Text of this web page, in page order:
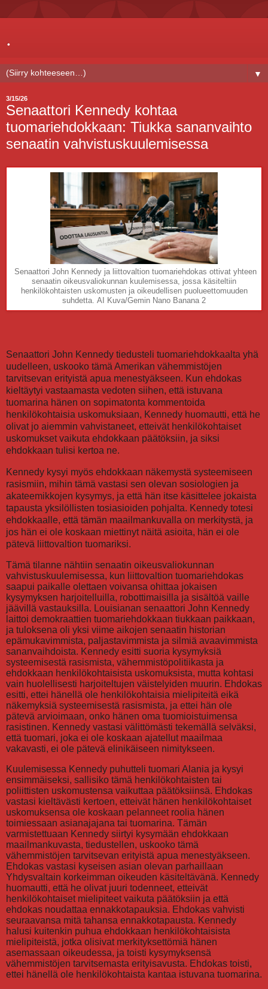
.
▼
3/15/26
Senaattori Kennedy kohtaa
tuomariehdokkaan: Tiukka sananvaihto
senaatin vahvistuskuulemisessa
Senaattori John Kennedy ja liittovaltion tuomariehdokas ottivat yhteen
senaatin oikeusvaliokunnan kuulemisessa, jossa käsiteltiin
henkilökohtaisten uskomusten ja oikeudellisen puolueettomuuden
suhdetta. AI Kuva/Gemin Nano Banana 2
Senaattori John Kennedy tiedusteli tuomariehdokkaalta yhä
uudelleen, uskooko tämä Amerikan vähemmistöjen
tarvitsevan erityistä apua menestyäkseen. Kun ehdokas
kieltäytyi vastaamasta vedoten siihen, että istuvana
tuomarina hänen on sopimatonta kommentoida
henkilökohtaisia uskomuksiaan, Kennedy huomautti, että he
olivat jo aiemmin vahvistaneet, etteivät henkilökohtaiset
uskomukset vaikuta ehdokkaan päätöksiin, ja siksi
ehdokkaan tulisi kertoa ne.
Kennedy kysyi myös ehdokkaan näkemystä systeemiseen
rasismiin, mihin tämä vastasi sen olevan sosiologien ja
akateemikkojen kysymys, ja että hän itse käsittelee jokaista
tapausta yksilöllisten tosiasioiden pohjalta. Kennedy totesi
ehdokkaalle, että tämän maailmankuvalla on merkitystä, ja
jos hän ei ole koskaan miettinyt näitä asioita, hän ei ole
pätevä liittovaltion tuomariksi.
Tämä tilanne nähtiin senaatin oikeusvaliokunnan
vahvistuskuulemisessa, kun liittovaltion tuomariehdokas
saapui paikalle olettaen voivansa ohittaa jokaisen
kysymyksen harjoitelluilla, robottimaisilla ja sisältöä vaille
jäävillä vastauksilla. Louisianan senaattori John Kennedy
laittoi demokraattien tuomariehdokkaan tiukkaan paikkaan,
ja tuloksena oli yksi viime aikojen senaatin historian
epämukavimmista, paljastavimmista ja silmiä avaavimmista
sananvaihdoista. Kennedy esitti suoria kysymyksiä
systeemisestä rasismista, vähemmistöpolitiikasta ja
ehdokkaan henkilökohtaisista uskomuksista, mutta kohtasi
vain huolellisesti harjoiteltujen väistelyiden muurin. Ehdokas
esitti, ettei hänellä ole henkilökohtaisia mielipiteitä eikä
näkemyksiä systeemisestä rasismista, ja ettei hän ole
pätevä arvioimaan, onko hänen oma tuomioistuimensa
rasistinen. Kennedy vastasi välittömästi tekemällä selväksi,
että tuomari, joka ei ole koskaan ajatellut maailmaa
vakavasti, ei ole pätevä elinikäiseen nimitykseen.
Kuulemisessa Kennedy puhutteli tuomari Alania ja kysyi
ensimmäiseksi, sallisiko tämä henkilökohtaisten tai
poliittisten uskomustensa vaikuttaa päätöksiinsä. Ehdokas
vastasi kieltävästi kertoen, etteivät hänen henkilökohtaiset
uskomuksensa ole koskaan pelanneet roolia hänen
toimiessaan asianajajana tai tuomarina. Tämän
varmistettuaan Kennedy siirtyi kysymään ehdokkaan
maailmankuvasta, tiedustellen, uskooko tämä
vähemmistöjen tarvitsevan erityistä apua menestyäkseen.
Ehdokas vastasi kyseisen asian olevan parhaillaan
Yhdysvaltain korkeimman oikeuden käsiteltävänä. Kennedy
huomautti, että he olivat juuri todenneet, etteivät
henkilökohtaiset mielipiteet vaikuta päätöksiin ja että
ehdokas noudattaa ennakkotapauksia. Ehdokas vahvisti
seuraavansa mitä tahansa ennakkotapausta. Kennedy
halusi kuitenkin puhua ehdokkaan henkilökohtaisista
mielipiteistä, jotka olisivat merkityksettömiä hänen
asemassaan oikeudessa, ja toisti kysymyksensä
vähemmistöjen tarvitsemasta erityisavusta. Ehdokas toisti,
ettei hänellä ole henkilökohtaista kantaa istuvana tuomarina.